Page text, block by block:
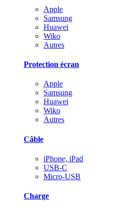
Apple
Samsung
Huawei
Wiko
Autres
Protection écran
Apple
Samsung
Huawei
Wiko
Autres
Câble
iPhone, iPad
USB-C
Micro-USB
Charge